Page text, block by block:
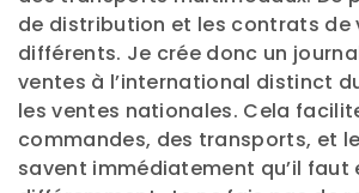
de distribution et les contrats de
différents. Je crée donc un
ventes à l’international distinct
les ventes nationales. Cela
commandes, des transports, et
savent immédiatement qu’il faut